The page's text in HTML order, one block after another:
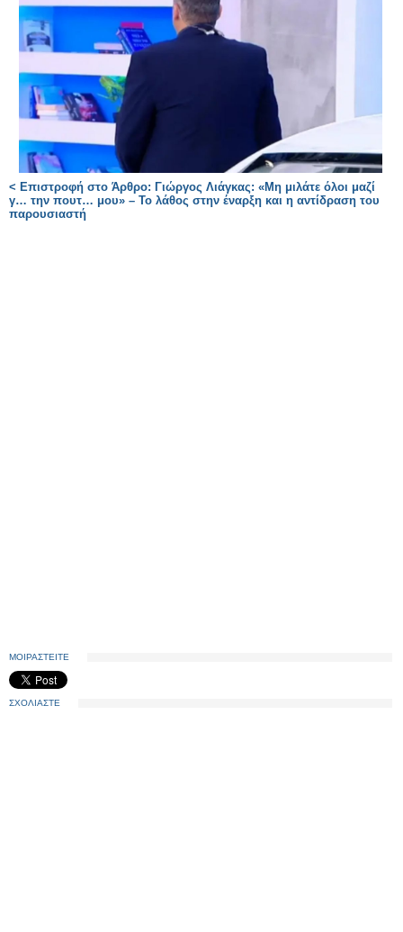
< Επιστροφή στο Άρθρο: Γιώργος Λιάγκας: «Μη μιλάτε όλοι μαζί
γ… την πουτ… μου» – Το λάθος στην έναρξη και η αντίδραση του
παρουσιαστή
ΜΟΙΡΑΣΤΕΙΤΕ
ΣΧΟΛΙΑΣΤΕ